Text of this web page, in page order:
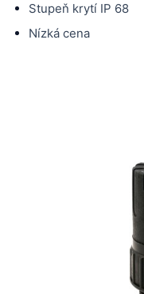
Stupeň krytí IP 68
Nízká cena